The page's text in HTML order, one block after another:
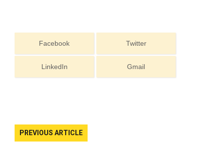
Facebook Twitter
LinkedIn Gmail
PREVIOUS ARTICLE